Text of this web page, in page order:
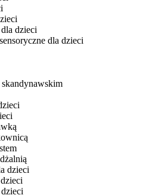
dzieci
dla dzieci
dzieci